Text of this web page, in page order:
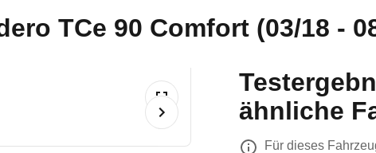
TCe 90 Comfort (03/18 -
ähnliche
Für dieses